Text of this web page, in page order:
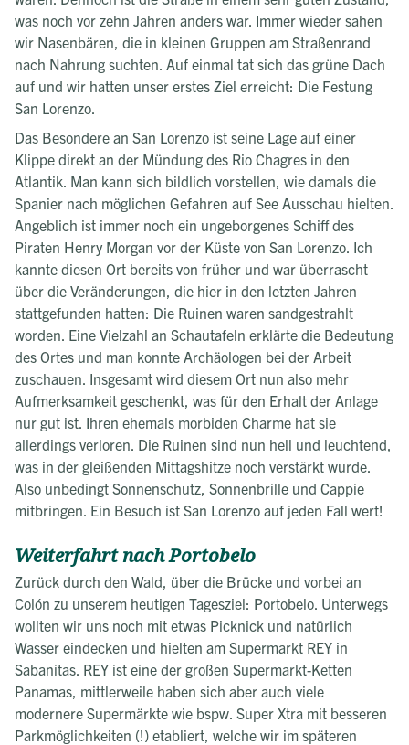
was noch vor zehn Jahren anders war. Immer wieder sahen
wir Nasenbären, die in kleinen Gruppen am Straßenrand
nach Nahrung suchten. Auf einmal tat sich das grüne Dach
auf und wir hatten unser erstes Ziel erreicht: Die Festung
San Lorenzo.
Das Besondere an San Lorenzo ist seine Lage auf einer
Klippe direkt an der Mündung des Rio Chagres in den
Atlantik. Man kann sich bildlich vorstellen, wie damals die
Spanier nach möglichen Gefahren auf See Ausschau hielten.
Angeblich ist immer noch ein ungeborgenes Schiff des
Piraten Henry Morgan vor der Küste von San Lorenzo. Ich
kannte diesen Ort bereits von früher und war überrascht
über die Veränderungen, die hier in den letzten Jahren
stattgefunden hatten: Die Ruinen waren sandgestrahlt
worden. Eine Vielzahl an Schautafeln erklärte die Bedeutung
des Ortes und man konnte Archäologen bei der Arbeit
zuschauen. Insgesamt wird diesem Ort nun also mehr
Aufmerksamkeit geschenkt, was für den Erhalt der Anlage
nur gut ist. Ihren ehemals morbiden Charme hat sie
allerdings verloren. Die Ruinen sind nun hell und leuchtend,
was in der gleißenden Mittagshitze noch verstärkt wurde.
Also unbedingt Sonnenschutz, Sonnenbrille und Cappie
mitbringen. Ein Besuch ist San Lorenzo auf jeden Fall wert!
Weiterfahrt nach Portobelo
Zurück durch den Wald, über die Brücke und vorbei an
Colón zu unserem heutigen Tagesziel: Portobelo. Unterwegs
wollten wir uns noch mit etwas Picknick und natürlich
Wasser eindecken und hielten am Supermarkt REY in
Sabanitas. REY ist eine der großen Supermarkt-Ketten
Panamas, mittlerweile haben sich aber auch viele
modernere Supermärkte wie bspw. Super Xtra mit besseren
Parkmöglichkeiten (!) etabliert, welche wir im späteren